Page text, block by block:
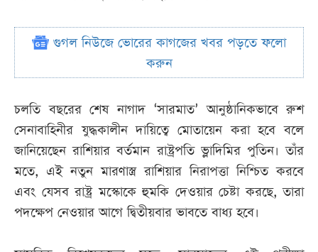
গুগল নিউজে ভোরের কাগজের খবর পড়তে ফলো
করুন
চলতি বছরের শেষ নাগাদ ‘সারমাত’ আনুষ্ঠানিকভাবে রুশ
সেনাবাহিনীর যুদ্ধকালীন দায়িত্বে মোতায়েন করা হবে বলে
জানিয়েছেন রাশিয়ার বর্তমান রাষ্ট্রপতি ভ্লাদিমির পুতিন। তাঁর
মতে, এই নতুন মারণাস্ত্র রাশিয়ার নিরাপত্তা নিশ্চিত করবে
এবং যেসব রাষ্ট্র মস্কোকে হুমকি দেওয়ার চেষ্টা করছে, তারা
পদক্ষেপ নেওয়ার আগে দ্বিতীয়বার ভাবতে বাধ্য হবে।